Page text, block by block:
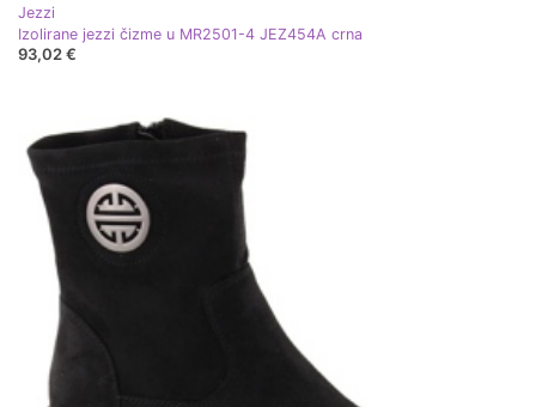
Jezzi
Izolirane jezzi čizme u MR2501-4 JEZ454A crna
93,02 €